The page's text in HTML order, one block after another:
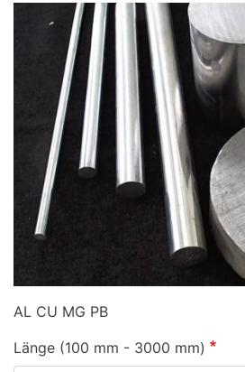
AL CU MG PB
Länge (100 mm - 3000 mm)